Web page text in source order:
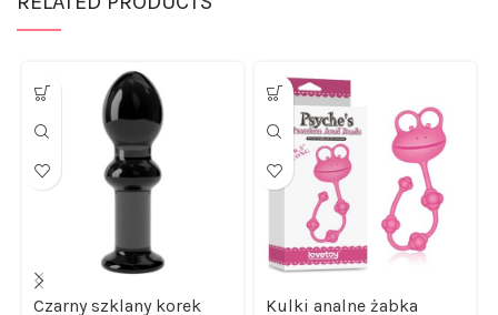
Czarny szklany korek
analny opływową główką
Kulki analne żabka
elastyczne gumowe